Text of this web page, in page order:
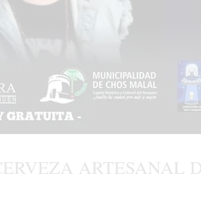
ARTESANAL